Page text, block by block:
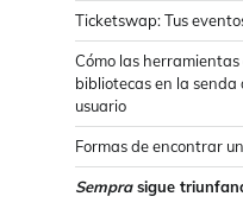
Ticketswap: Tus
Cómo las
bibliotecas en la senda
usuario
Formas de encontrar
Semprasigue